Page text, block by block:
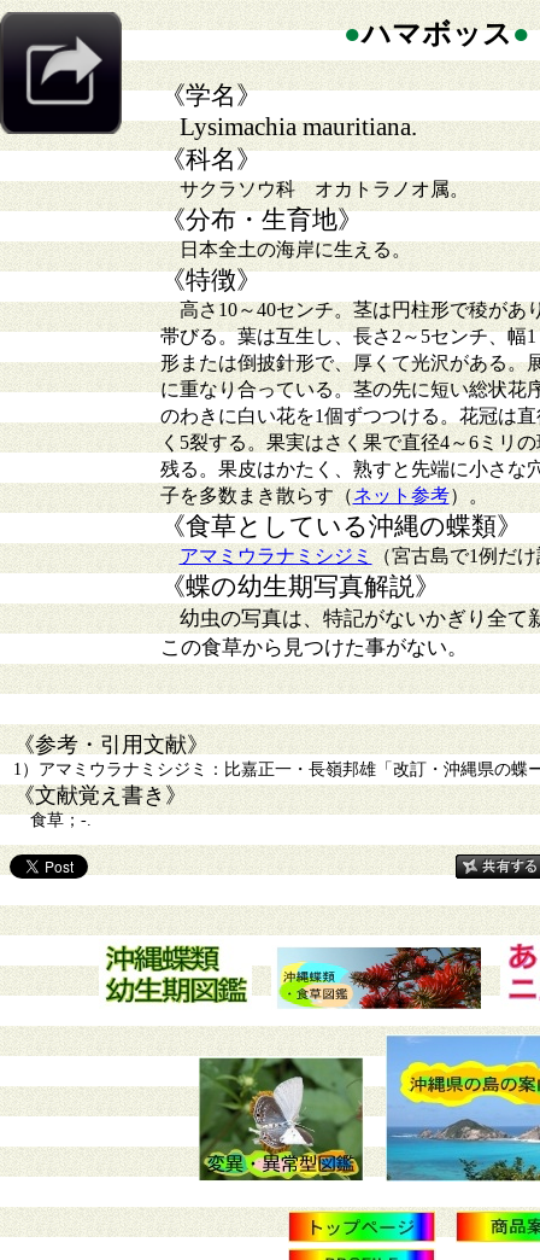
●ハマボッス●
《学名》
Lysimachia mauritiana.
《科名》
サクラソウ科 オカトラノオ属。
《分布・生育地》
日本全土の海岸に生える。
《特徴》
高さ10～40センチ。茎は円柱形で稜があ
帯びる。葉は互生し、長さ2～5センチ、幅
形または倒披針形で、厚くて光沢がある。
に重なり合っている。茎の先に短い総状花
のわきに白い花を1個ずつつける。花冠は
く5裂する。果実はさく果で直径4～6ミリ
残る。果皮はかたく、熟すと先端に小さな
子を多数まき散らす（ネット参考）。
《食草としている沖縄の蝶類》
アマミウラナミシジミ（宮古島で1例だ
《蝶の幼生期写真解説》
幼虫の写真は、特記がないかぎり全て
この食草から見つけた事がない。
《参考・引用文献》
1）アマミウラナミシジミ：比嘉正一・長嶺邦雄「改訂・沖縄県の蝶
《文献覚え書き》
食草；-.